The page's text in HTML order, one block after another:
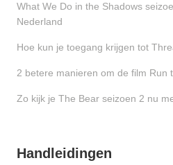
What We Do in the Shadows
Nederland
Hoe kun je toegang krijgen tot
2 betere manieren om de film Run
Zo kijk je The Bear seizoen 2 nu
Handleidingen